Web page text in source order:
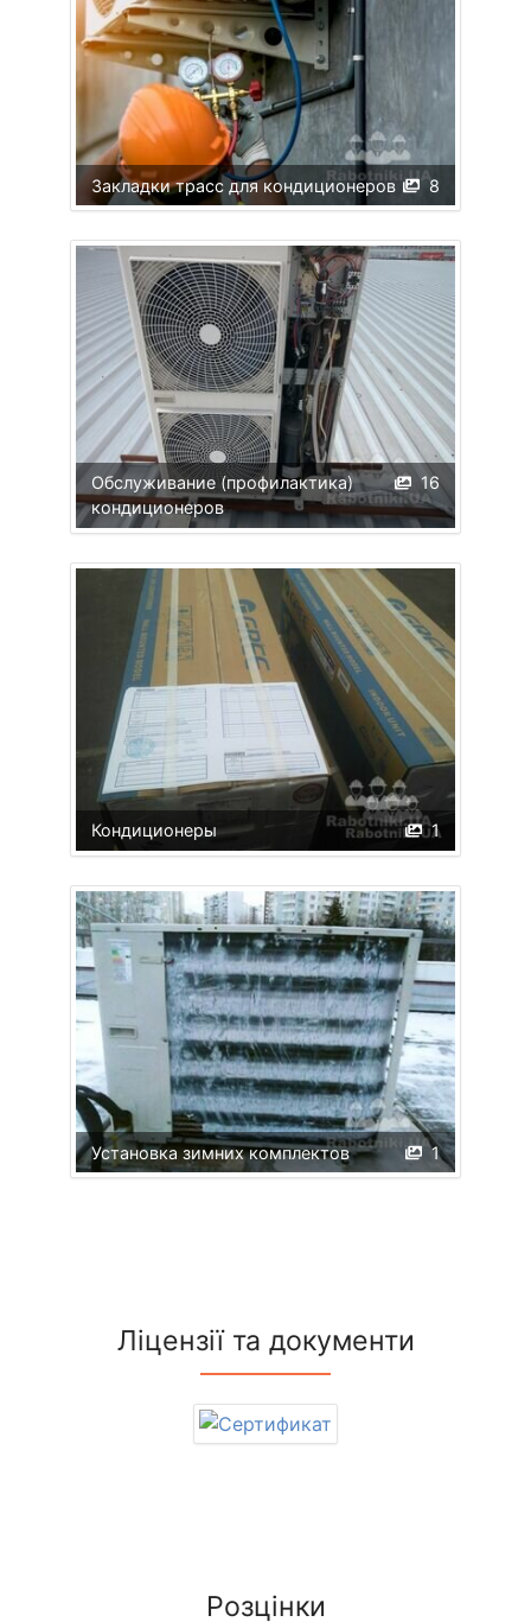
8
Закладки трасс для кондиционеров
16
Обслуживание (профилактика)
кондиционеров
1
Кондиционеры
1
Установка зимних комплектов
Ліцензії та документи
Розцінки